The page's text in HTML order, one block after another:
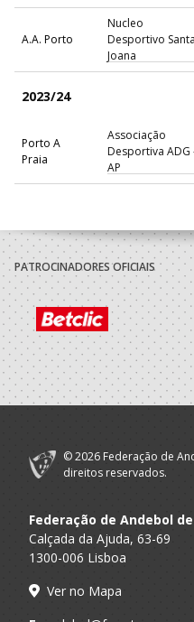
A.A. Porto
Nucleo
Desportivo Santa
Joana
2023/24
Porto A
Praia
Associação
Desportiva ADG
AP
Joana
2022/23
Porto A
Praia
Associação
Desportiva ADG -
AP
A.A. Porto
Nucleo
Desportivo Santa
Joana
2021/22
Joana
2019/20
Futebol Clube de
PATROCINADORES OFICIAIS
© 2026 Federação de
direitos reservados.
Federação de Andebol
Calçada da Ajuda, 63-69
1300-006 Lisboa
Ver no Mapa